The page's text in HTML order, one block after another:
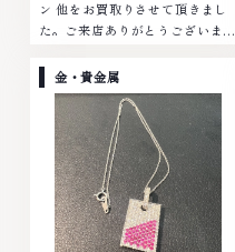
ン 他をお買取りさせて頂きまし
た。ご来店ありがとうございまし
ラチナ ダイヤモンド ブランド品
ブランド衣類 お酒買取りのこと
なら、お任せくださいなかでも
金・プラチナ等のアクセサリー・
貴金属・宝石・ダイヤモンド・ジ
ュエリーや ブランド品・時計等
は特に自信を持って、高額査定を
実現しております。 古くて使わ
なくなってしまったアクセサリ
金・貴金属